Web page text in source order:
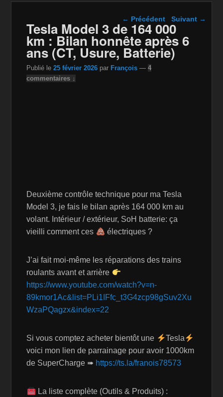
Navigation dans les
← Précédent Suivant →
Tesla Model 3 de 164 000
km : Bilan honnête après 6
ans (CT, Usure, Batterie)
Publié le25 février 2026 par François —4
commentaires ↓
Deuxième contrôle technique pour ma Tesla
Model 3, je fais le bilan après 164 000 km au
volant. Intérieur / extérieur, SoH batterie: ça
vieilli comment ces
électriques ?
J’ai fait moi-même les réparations des trains
roulants avant et arrière
https://www.youtube.com/watch?v=n-
89kmor1Ac&list=PLi1IFfc_t3G4zcp98gSuv2Xu
WzaPQagzx&index=22
Si vous comptez acheter bientôt une
Tesla
voici mon lien de parrainage pour avoir 1000km
de SuperCharge ➠ https://ts.la/franois78573
La liste complète (Outils & Produits) :